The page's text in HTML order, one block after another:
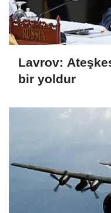
Lavrov:
bir yoldur